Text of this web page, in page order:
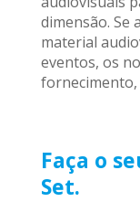
dimensão. Se
material
eventos, os
fornecimento,
Faça o
Set.